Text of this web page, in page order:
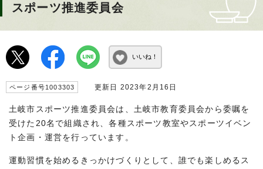
スポーツ推進委員会
いいね！
ページ番号1003303 更新日 2023年2月16日
土岐市スポーツ推進委員会は、土岐市教育委員会から委嘱を
受けた20名で組織され、各種スポーツ教室やスポーツイベン
ト企画・運営を行っています。
運動習慣を始めるきっかけづくりとして、誰でも楽しめるス